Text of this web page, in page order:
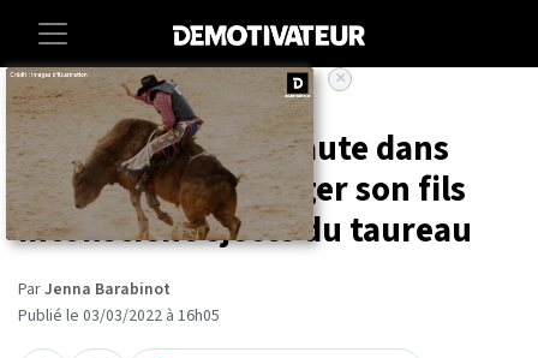
Accueil Societe
En plein rodéo, il saute dans
l'arène pour protéger son fils
inconscient éjecté du taureau
ParJenna Barabinot
Publié le 03/03/2022 à 16h05
×